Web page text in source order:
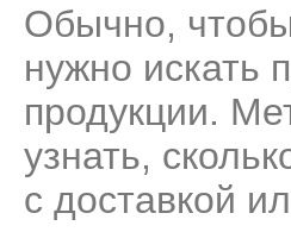
Обычно, чтобы
нужно искать
продукции.
узнать,
с доставкой